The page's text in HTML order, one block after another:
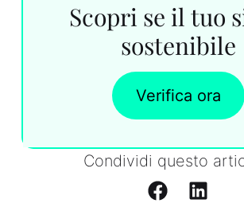
Scopri se il tuo
sostenibile
Verifica ora
Condividi questo